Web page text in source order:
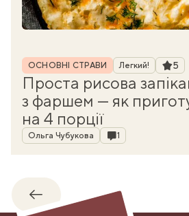
Рубрика
ОСНОВНІ СТРАВИ Легкий! 5
Проста рисова
з фаршем — як
на 4 порції
Автор
Ольга Чубукова Коментарі
1
Назад